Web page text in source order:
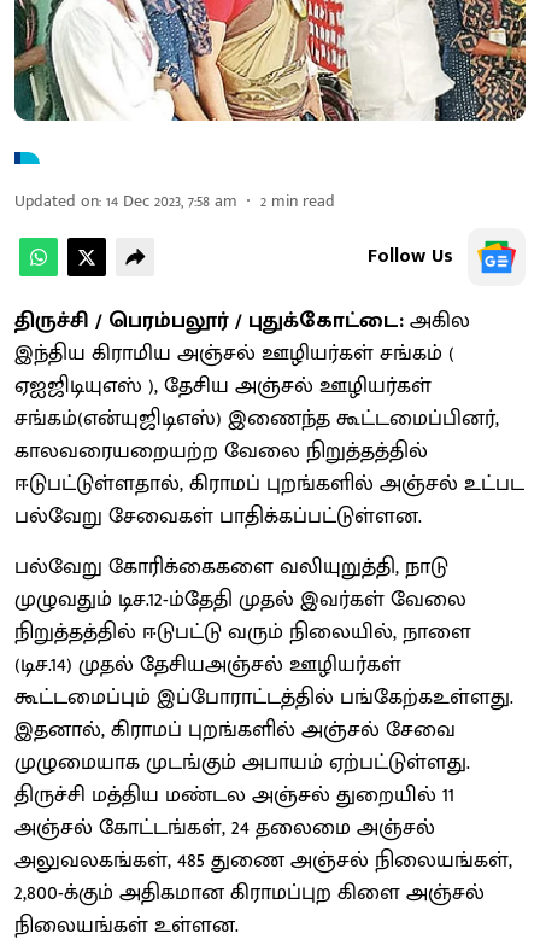
Updated on:14 Dec 2023, 7:58 am 2 min read
Follow Us
திருச்சி / பெரம்பலூர் / புதுக்கோட்டை:அகில
இந்திய கிராமிய அஞ்சல் ஊழியர்கள் சங்கம் (
ஏஐஜிடியுஎஸ் ), தேசிய அஞ்சல் ஊழியர்கள்
சங்கம்(என்யுஜிடிஎஸ்) இணைந்த கூட்டமைப்பினர்,
காலவரையறையற்ற வேலை நிறுத்தத்தில்
ஈடுபட்டுள்ளதால், கிராமப் புறங்களில் அஞ்சல் உட்பட
பல்வேறு சேவைகள் பாதிக்கப்பட்டுள்ளன.
பல்வேறு கோரிக்கைகளை வலியுறுத்தி, நாடு
முழுவதும் டிச.12-ம்தேதி முதல் இவர்கள் வேலை
நிறுத்தத்தில் ஈடுபட்டு வரும் நிலையில், நாளை
(டிச.14) முதல் தேசியஅஞ்சல் ஊழியர்கள்
கூட்டமைப்பும் இப்போராட்டத்தில் பங்கேற்கஉள்ளது.
இதனால், கிராமப் புறங்களில் அஞ்சல் சேவை
முழுமையாக முடங்கும் அபாயம் ஏற்பட்டுள்ளது.
திருச்சி மத்திய மண்டல அஞ்சல் துறையில் 11
அஞ்சல் கோட்டங்கள், 24 தலைமை அஞ்சல்
அலுவலகங்கள், 485 துணை அஞ்சல் நிலையங்கள்,
2,800-க்கும் அதிகமான கிராமப்புற கிளை அஞ்சல்
நிலையங்கள் உள்ளன.